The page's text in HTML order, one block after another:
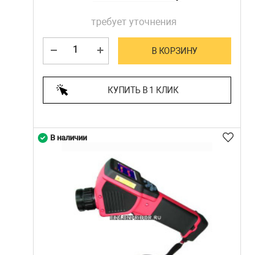
требует уточнения
В КОРЗИНУ
КУПИТЬ В 1 КЛИК
В наличии